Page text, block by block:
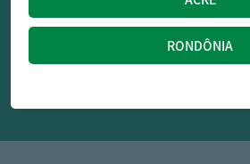
OFERTAS NO WHATSAPP:
Siga nossos canais oficiais de ofertas no